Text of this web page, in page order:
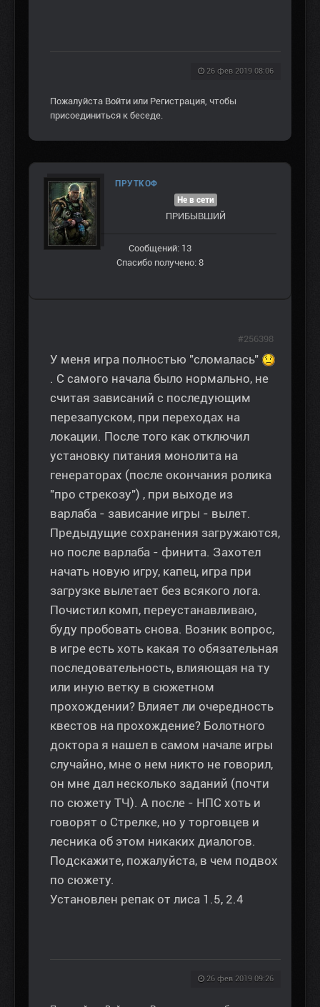
26 фев 2019 08:06
Пожалуйста Войти или Регистрация , чтобы
присоединиться к беседе.
ПРУТКОФ
Не в сети
ПРИБЫВШИЙ
Сообщений: 13
Спасибо получено: 8
У меня игра полностью "сломалась"
. С самого начала было нормально, не
считая зависаний с последующим
перезапуском, при переходах на
локации. После того как отключил
установку питания монолита на
генераторах (после окончания ролика
"про стрекозу") , при выходе из
варлаба - зависание игры - вылет.
Предыдущие сохранения загружаются,
но после варлаба - финита. Захотел
начать новую игру, капец, игра при
загрузке вылетает без всякого лога.
Почистил комп, переустанавливаю,
буду пробовать снова. Возник вопрос,
в игре есть хоть какая то обязательная
последовательность, влияющая на ту
или иную ветку в сюжетном
прохождении? Влияет ли очередность
квестов на прохождение? Болотного
доктора я нашел в самом начале игры
случайно, мне о нем никто не говорил,
он мне дал несколько заданий (почти
по сюжету ТЧ). А после - НПС хоть и
говорят о Стрелке, но у торговцев и
лесника об этом никаких диалогов.
Подскажите, пожалуйста, в чем подвох
по сюжету.
Установлен репак от лиса 1.5, 2.4
26 фев 2019 09:26
#256398